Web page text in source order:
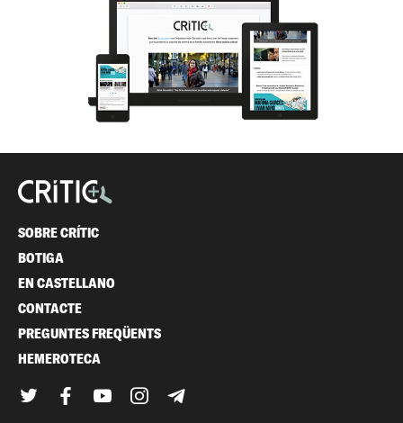
SOBRE CRÍTIC
BOTIGA
EN CASTELLANO
CONTACTE
PREGUNTES FREQÜENTS
HEMEROTECA
TwitterFacebook
YouTubeInstagram